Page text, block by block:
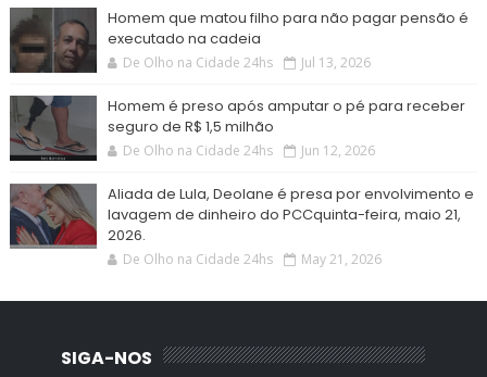
Homem que matou filho para não pagar pensão é
executado na cadeia
De Olho na Cidade 24hs Jul 13, 2026
Homem é preso após amputar o pé para receber
seguro de R$ 1,5 milhão
De Olho na Cidade 24hs Jun 12, 2026
Aliada de Lula, Deolane é presa por envolvimento e
lavagem de dinheiro do PCCquinta-feira, maio 21,
2026.
De Olho na Cidade 24hs May 21, 2026
SIGA-NOS